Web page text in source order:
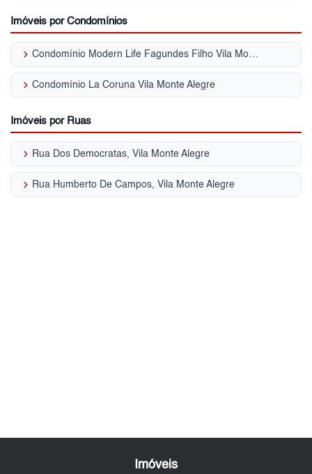
Imóveis por Condomínios
keyboard_arrow_right Condomínio Modern Life Fagundes Filho Vila Monte Alegre
keyboard_arrow_right Condomínio La Coruna Vila Monte Alegre
Imóveis por Ruas
keyboard_arrow_right Rua Dos Democratas, Vila Monte Alegre
keyboard_arrow_right Rua Humberto De Campos, Vila Monte Alegre
Imóveis